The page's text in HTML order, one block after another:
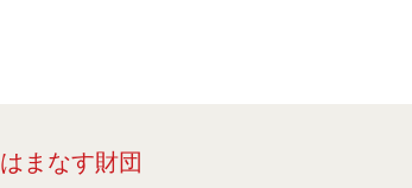
はまなす財団